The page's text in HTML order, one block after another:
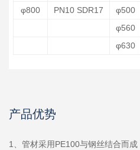
φ800
PN10 SDR17 φ500
φ560
φ630
产品优势
1、管材采用PE100与钢丝结合而